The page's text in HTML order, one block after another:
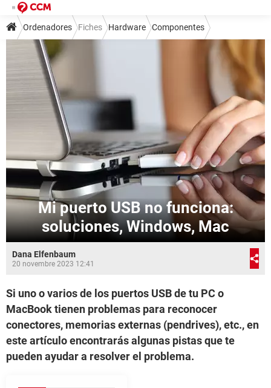
Ordenadores Fiches Hardware Componentes
Mi puerto USB no funciona:
soluciones, Windows, Mac
Dana Elfenbaum
20 novembre 2023 12:41
Si uno o varios de los puertos USB de tu PC o
MacBook tienen problemas para reconocer
conectores, memorias externas (pendrives), etc., en
este artículo encontrarás algunas pistas que te
pueden ayudar a resolver el problema.